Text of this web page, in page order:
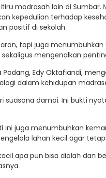
madrasah lain di
kepedulian terhadap
positif di sekolah.
tapi juga
mengenalkan
Edy Oktafiandi,
dalam kehidupan
suasana damai. Ini bukti
ini juga menumbuhkan
lahan kecil agar
apa pun bisa diolah dan